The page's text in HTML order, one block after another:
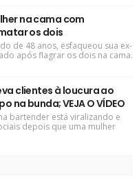
na cama com
os dois
de 48 anos, esfaqueou sua ex-
após flagrar os dois na cama.
clientes à loucura ao
na bunda; VEJA O VÍDEO
bartender está viralizando e
depois que uma mulher